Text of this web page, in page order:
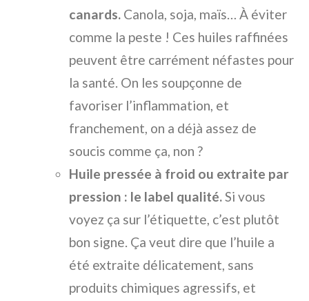
canards. Canola, soja, maïs… À éviter
comme la peste ! Ces huiles raffinées
peuvent être carrément néfastes pour
la santé. On les soupçonne de
favoriser l’inflammation, et
franchement, on a déjà assez de
soucis comme ça, non ?
Huile pressée à froid ou extraite par
pression : le label qualité.Si vous
voyez ça sur l’étiquette, c’est plutôt
bon signe. Ça veut dire que l’huile a
été extraite délicatement, sans
produits chimiques agressifs, et